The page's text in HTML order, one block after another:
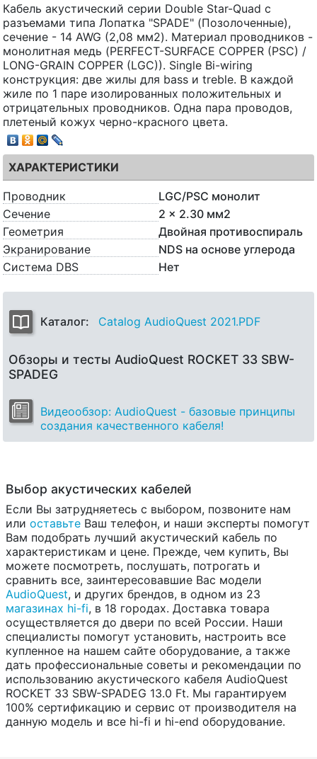
Кабель акустический серии Double Star-Quad с
разъемами типа Лопатка "SPADE" (Позолоченные),
сечение - 14 AWG (2,08 мм2). Материал проводников -
монолитная медь (PERFECT-SURFACE COPPER (PSC) /
LONG-GRAIN COPPER (LGC)). Single Bi-wiring
конструкция: две жилы для bass и treble. В каждой
жиле по 1 паре изолированных положительных и
отрицательных проводников. Одна пара проводов,
плетеный кожух черно-красного цвета.
ХАРАКТЕРИСТИКИ
Проводник
LGC/PSC монолит
Сечение
2 x 2.30 мм2
Геометрия
Двойная противоспираль
Экранирование
NDS на основе углерода
Система DBS
Нет
Каталог: Catalog AudioQuest 2021.PDF
Обзоры и тесты AudioQuest ROCKET 33 SBW-
SPADEG
Видеообзор: AudioQuest - базовые принципы
создания качественного кабеля!
Выбор акустических кабелей
Если Вы затрудняетесь с выбором, позвоните нам
или оставьте Ваш телефон, и наши эксперты помогут
Вам подобрать лучший акустический кабель по
характеристикам и цене. Прежде, чем купить, Вы
можете посмотреть, послушать, потрогать и
сравнить все, заинтересовавшие Вас модели
AudioQuest, и других брендов, в одном из 23
магазинах hi-fi, в 18 городах. Доставка товара
осуществляется до двери по всей России. Наши
специалисты помогут установить, настроить все
купленное на нашем сайте оборудование, а также
дать профессиональные советы и рекомендации по
использованию акустического кабеля AudioQuest
ROCKET 33 SBW-SPADEG 13.0 Ft. Мы гарантируем
100% сертификацию и сервис от производителя на
данную модель и все hi-fi и hi-end оборудование.